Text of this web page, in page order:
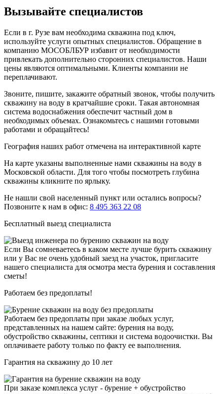
Вызывайте специалистов
Если в г. Рузе вам необходима скважина под ключ,
используйте услуги опытных специалистов. Обращение в
компанию МОСОБЛБУР избавит от необходимости
привлекать дополнительно сторонних специалистов. Наши
цены являются оптимальными. Клиенты компании не
переплачивают.
Звоните, пишите, закажите обратный звонок, чтобы получить
скважину на воду в кратчайшие сроки. Такая автономная
система водоснабжения обеспечит частный дом в
необходимых объемах. Ознакомьтесь с нашими готовыми
работами и обращайтесь!
География наших работ отмечена на интерактивной карте
На карте указаны выполненные нами скважины на воду в
Московской области. Для того чтобы посмотреть глубина
скважины кликните по ярлыку.
Не нашли свой населенный пункт или остались вопросы?
Позвоните к нам в офис: 8 495 363 22 08
Бесплатный выезд специалиста
Если Вы сомневаетесь в каком месте лучше бурить скважину
или у Вас не очень удобный заезд на участок, пригласите
нашего специалиста для осмотра места бурения и составления
сметы!
Работаем без предоплаты!
Работаем без предоплаты при заказе любых услуг,
представленных на нашем сайте: бурения на воду,
обустройство скважины, септики и система водоочистки. Вы
оплачиваете работу только по факту ее выполнения.
Гарантия на скважину до 10 лет
При заказе комплекса услуг - бурение + обустройство